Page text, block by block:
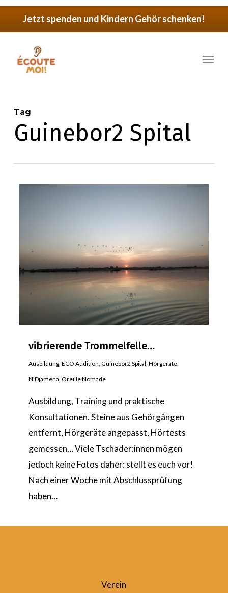
Skip
content
Jetzt spenden und Kindern Gehör schenken!
Menu
Tag
Guinebor2 Spital
vibrierende Trommelfelle…
Ausbildung,ECO Audition,Guinebor2 Spital,Hörgeräte,
N'Djamena,Oreille Nomade
Ausbildung, Training und praktische
Konsultationen. Steine aus Gehörgängen
entfernt, Hörgeräte angepasst, Hörtests
gemessen… Viele Tschader:innen mögen
jedoch keine Fotos daher: stellt es euch vor!
Nach einer Woche mit Abschlussprüfung
haben…
Verein